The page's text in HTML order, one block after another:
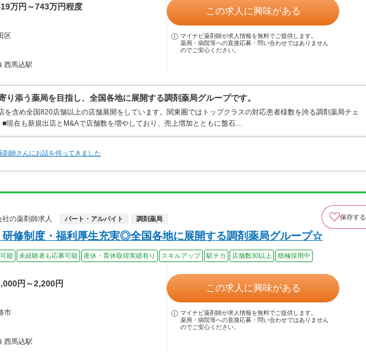
万円～743万円程度
区
西馬込駅
この求人に興味がある
マイナビ薬剤師が求人情報を無料でご提供します。
薬局・病院等への直接応募・問い合わせではありません
のでご安心ください。
り添う薬局を目指し、全国各地に展開する調剤薬局グループです。
を含め全国820店舗以上の店舗展開をしています。関東圏ではトップクラスの対応患者様数を誇る調剤薬局チェ
■現在も新規出店とM&Aで店舗数を増やしており、売上増加とともに盤石…
剤師さんにお話を伺ってきました
の薬剤師求人
パート・アルバイト 調剤薬局 保存する
研修制度・福利厚生充実◎全国各地に展開する調剤薬局グループ☆
能 未経験者も応募可能 産休・育休取得実績有り スキルアップ 駅チカ 店舗数30以上 積極採用中
円～2,200円
市
西馬込駅
この求人に興味がある
マイナビ薬剤師が求人情報を無料でご提供します。
薬局・病院等への直接応募・問い合わせではありません
のでご安心ください。